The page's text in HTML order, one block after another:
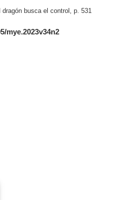
busca el control, p. 531
mye.2023v34n2